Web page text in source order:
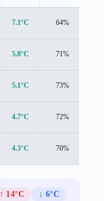
7.1°C 64%
5.8°C 71%
5.1°C 73%
4.7°C 72%
4.3°C 70%
↑ 14°C
↓ 6°C